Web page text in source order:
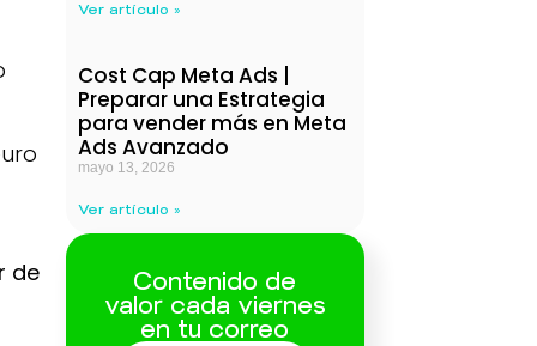
de
Ver artículo »
Cost Cap Meta Ads |
Preparar una Estrategia
para vender más en Meta
Ads Avanzado
mayo 13, 2026
Ver artículo »
Contenido de
valor cada viernes
en tu correo